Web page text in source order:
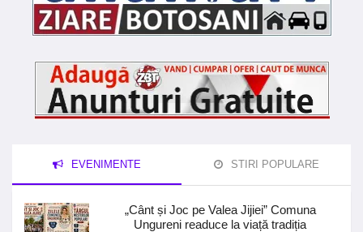
EVENIMENTE STIRI POPULARE
„Cânt și Joc pe Valea Jijiei” Comuna
Ungureni readuce la viață tradiția